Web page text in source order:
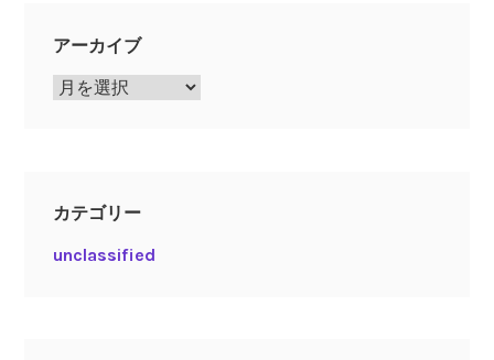
アーカイブ
ア
カテゴリー
unclassified